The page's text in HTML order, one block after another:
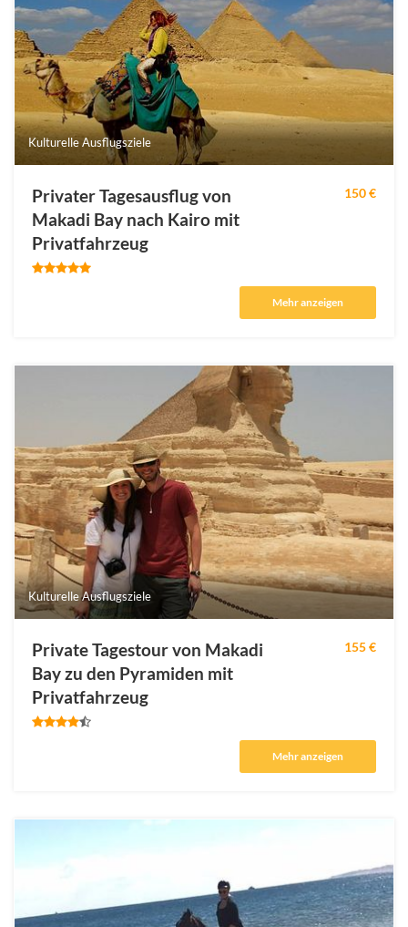
Kulturelle Ausflugsziele
Privater Tagesausflug von
Makadi Bay nach Kairo mit
Privatfahrzeug
150 €
Mehr anzeigen
Kulturelle Ausflugsziele
Private Tagestour von Makadi
Bay zu den Pyramiden mit
Privatfahrzeug
155 €
Mehr anzeigen